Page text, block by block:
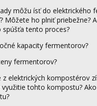
môžu ísť do elektrického
Môžete ho plniť priebežne?
spúšťa tento proces?
kapacity fermentorov?
fermentorov?
elektrických kompostérov
tohto kompostu?